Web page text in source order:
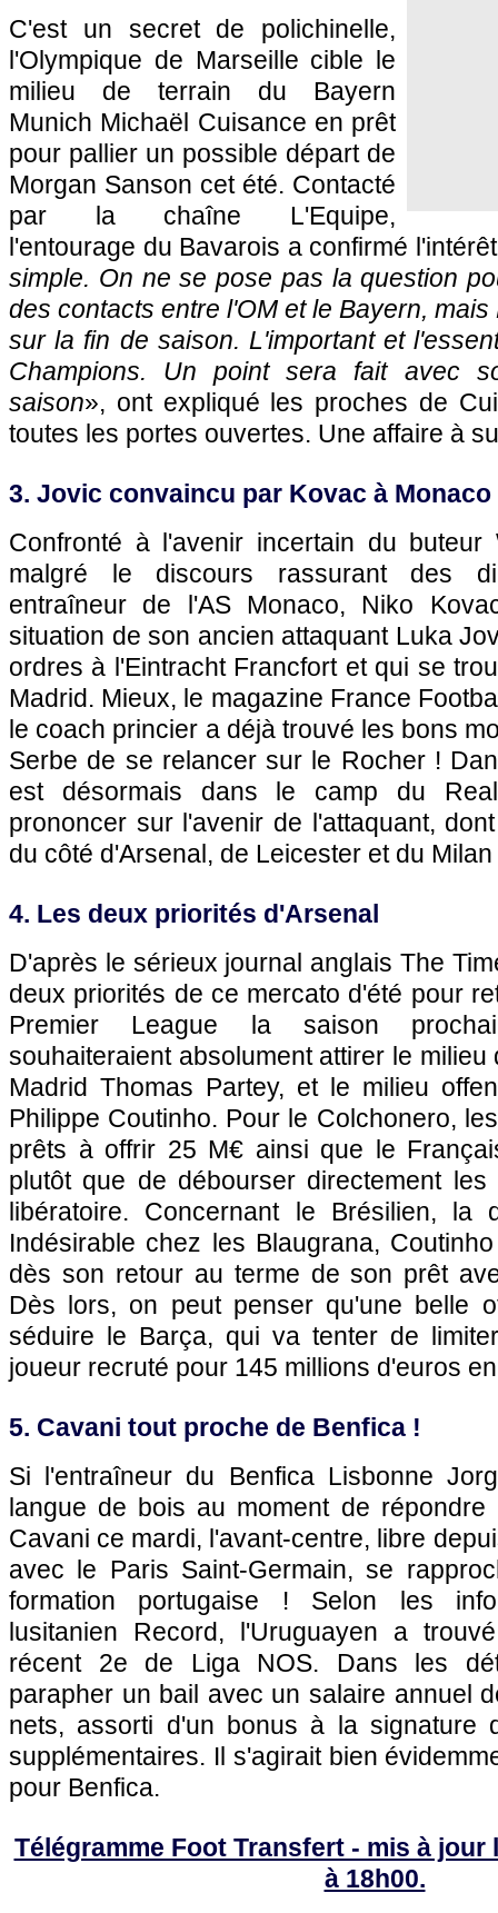
C'est un secret de polichinelle,
l'Olympique de Marseille cible le
milieu de terrain du Bayern
Munich Michaël Cuisance en prêt
pour pallier un possible départ de
Morgan Sanson cet été. Contacté
par la chaîne L'Equipe,
l'entourage du Bavarois a confirmé
simple. On ne se pose pas la question
des contacts entre l'OM et le Bayern,
sur la fin de saison. L'important et
Champions. Un point sera fait avec
saison», ont expliqué les proches de
toutes les portes ouvertes. Une affaire à
3. Jovic convaincu par Kovac à Monaco
Confronté à l'avenir incertain du buteur
malgré le discours rassurant des
entraîneur de l'AS Monaco, Niko
situation de son ancien attaquant Luka
ordres à l'Eintracht Francfort et qui se
Madrid. Mieux, le magazine France
le coach princier a déjà trouvé les bons
Serbe de se relancer sur le Rocher !
est désormais dans le camp du
prononcer sur l'avenir de l'attaquant,
du côté d'Arsenal, de Leicester et du Milan
4. Les deux priorités d'Arsenal
D'après le sérieux journal anglais The
deux priorités de ce mercato d'été pour
Premier League la saison
souhaiteraient absolument attirer le milieu
Madrid Thomas Partey, et le milieu
Philippe Coutinho. Pour le Colchonero,
prêts à offrir 25 M€ ainsi que le
plutôt que de débourser directement
libératoire. Concernant le Brésilien, la
Indésirable chez les Blaugrana,
dès son retour au terme de son prêt
Dès lors, on peut penser qu'une belle
séduire le Barça, qui va tenter de
joueur recruté pour 145 millions d'euros
5. Cavani tout proche de Benfica !
Si l'entraîneur du Benfica Lisbonne
langue de bois au moment de
Cavani ce mardi, l'avant-centre, libre
avec le Paris Saint-Germain, se
formation portugaise ! Selon les
lusitanien Record, l'Uruguayen a
récent 2e de Liga NOS. Dans les
parapher un bail avec un salaire annuel
nets, assorti d'un bonus à la signature
supplémentaires. Il s'agirait bien
pour Benfica.
Télégramme Foot Transfert - mis à jour
à 18h00.